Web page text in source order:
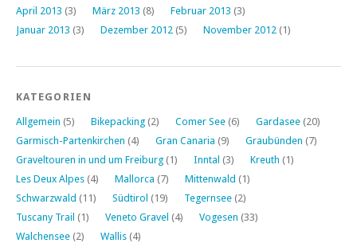
April 2013 (3) März 2013 (8) Februar 2013 (3)
Januar 2013 (3) Dezember 2012 (5) November 2012 (1)
KATEGORIEN
Allgemein (5) Bikepacking (2) Comer See (6) Gardasee (20)
Garmisch-Partenkirchen (4) Gran Canaria (9) Graubünden (7)
Graveltouren in und um Freiburg (1) Inntal (3) Kreuth (1)
Les Deux Alpes (4) Mallorca (7) Mittenwald (1)
Schwarzwald (11) Südtirol (19) Tegernsee (2)
Tuscany Trail (1) Veneto Gravel (4) Vogesen (33)
Walchensee (2) Wallis (4)